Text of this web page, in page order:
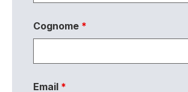
Cognome *
Email *